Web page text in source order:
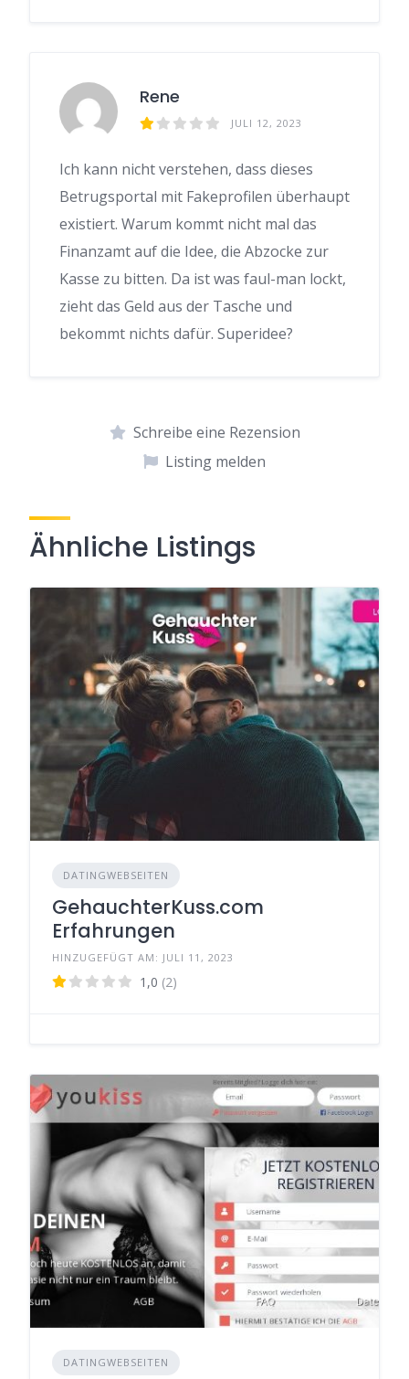
Rene
JULI 12, 2023
Ich kann nicht verstehen, dass dieses
Betrugsportal mit Fakeprofilen überhaupt
existiert. Warum kommt nicht mal das
Finanzamt auf die Idee, die Abzocke zur
Kasse zu bitten. Da ist was faul-man lockt,
zieht das Geld aus der Tasche und
bekommt nichts dafür. Superidee?
Schreibe eine Rezension
Listing melden
Ähnliche Listings
DATINGWEBSEITEN
GehauchterKuss.com
Erfahrungen
HINZUGEFÜGT AM: JULI 11, 2023
1,0 (2)
DATINGWEBSEITEN